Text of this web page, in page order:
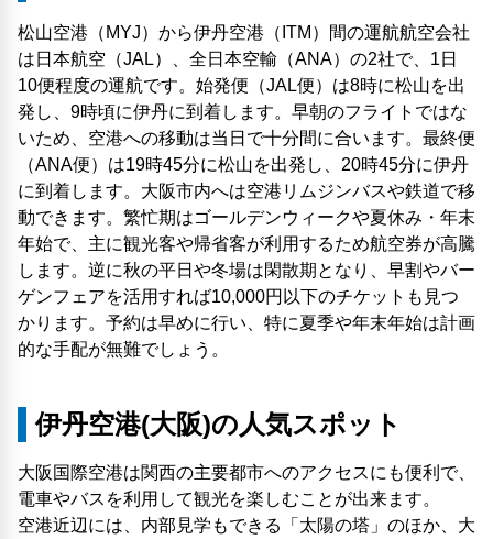
松山空港（MYJ）から伊丹空港（ITM）間の運航航空会社
は日本航空（JAL）、全日本空輸（ANA）の2社で、1日
10便程度の運航です。始発便（JAL便）は8時に松山を出
発し、9時頃に伊丹に到着します。早朝のフライトではな
いため、空港への移動は当日で十分間に合います。最終便
（ANA便）は19時45分に松山を出発し、20時45分に伊丹
に到着します。大阪市内へは空港リムジンバスや鉄道で移
動できます。繁忙期はゴールデンウィークや夏休み・年末
年始で、主に観光客や帰省客が利用するため航空券が高騰
します。逆に秋の平日や冬場は閑散期となり、早割やバー
ゲンフェアを活用すれば10,000円以下のチケットも見つ
かります。予約は早めに行い、特に夏季や年末年始は計画
的な手配が無難でしょう。
伊丹空港(大阪)の人気スポット
大阪国際空港は関西の主要都市へのアクセスにも便利で、
電車やバスを利用して観光を楽しむことが出来ます。
空港近辺には、内部見学もできる「太陽の塔」のほか、大